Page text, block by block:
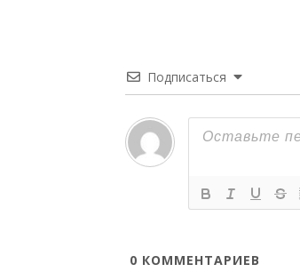
Подписаться
0 КОММЕНТАРИЕВ